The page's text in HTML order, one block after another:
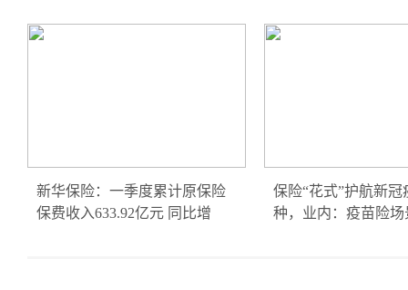
新华保险：一季度累计原保险
保费收入633.92亿元 同比增
保险“花式”护航新冠
种，业内：疫苗险场